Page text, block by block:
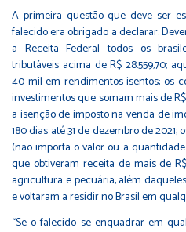
A primeira questão que deve ser
falecido era obrigado a declarar.
a Receita Federal todos os
tributáveis acima de R$ 28.559,70;
40 mil em rendimentos isentos; os
investimentos que somam mais de
a isenção de imposto na venda de
180 dias até 31 de dezembro de
(não importa o valor ou a
que obtiveram receita de mais de
agricultura e pecuária; além
e voltaram a residir no Brasil em
“Se o falecido se enquadrar em